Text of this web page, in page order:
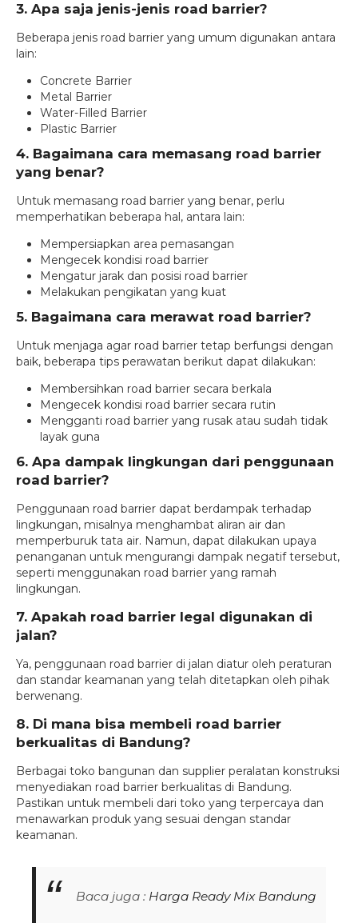
3. Apa saja jenis-jenis road barrier?
Beberapa jenis road barrier yang umum digunakan antara
lain:
Concrete Barrier
Metal Barrier
Water-Filled Barrier
Plastic Barrier
4. Bagaimana cara memasang road barrier
yang benar?
Untuk memasang road barrier yang benar, perlu
memperhatikan beberapa hal, antara lain:
Mempersiapkan area pemasangan
Mengecek kondisi road barrier
Mengatur jarak dan posisi road barrier
Melakukan pengikatan yang kuat
5. Bagaimana cara merawat road barrier?
Untuk menjaga agar road barrier tetap berfungsi dengan
baik, beberapa tips perawatan berikut dapat dilakukan:
Membersihkan road barrier secara berkala
Mengecek kondisi road barrier secara rutin
Mengganti road barrier yang rusak atau sudah tidak
layak guna
6. Apa dampak lingkungan dari penggunaan
road barrier?
Penggunaan road barrier dapat berdampak terhadap
lingkungan, misalnya menghambat aliran air dan
memperburuk tata air. Namun, dapat dilakukan upaya
penanganan untuk mengurangi dampak negatif tersebut,
seperti menggunakan road barrier yang ramah
lingkungan.
7. Apakah road barrier legal digunakan di
jalan?
Ya, penggunaan road barrier di jalan diatur oleh peraturan
dan standar keamanan yang telah ditetapkan oleh pihak
berwenang.
8. Di mana bisa membeli road barrier
berkualitas di Bandung?
Berbagai toko bangunan dan supplier peralatan konstruksi
menyediakan road barrier berkualitas di Bandung.
Pastikan untuk membeli dari toko yang terpercaya dan
menawarkan produk yang sesuai dengan standar
keamanan.
Baca juga : Harga Ready Mix Bandung